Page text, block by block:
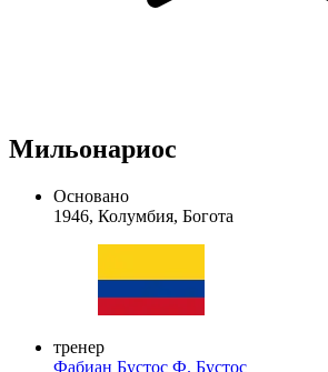
Мильонариос
Основано
1946, Колумбия, Богота
тренер
Фабиан Бустос Ф. Бустос